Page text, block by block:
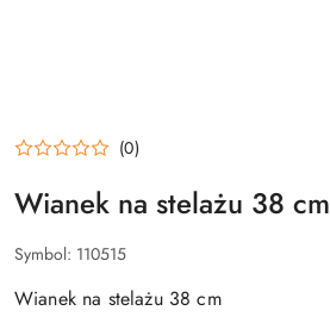
(0)
Wianek na stelażu 38 cm
Symbol: 110515
Wianek na stelażu 38 cm